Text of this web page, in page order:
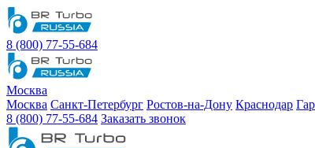
8 (800) 77-55-684
Москва
Москва Санкт-Петербург Ростов-на-Дону Краснодар
8 (800) 77-55-684 Заказать звонок